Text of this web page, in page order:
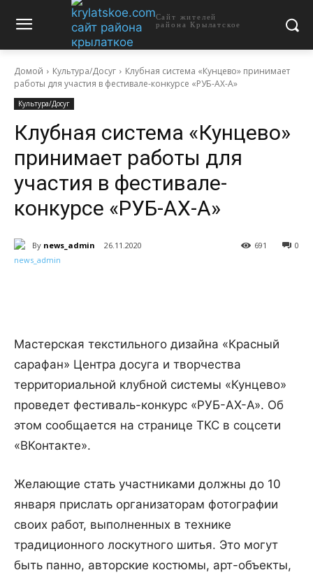
Сайт жителей
района Крылатское
Домой Культура/Досуг
Клубная система «Кунцево» принимает
работы для участия в фестивале-конкурсе «РУБ-АХ-А»
Культура/Досуг
Клубная система «Кунцево»
принимает работы для
участия в фестивале-
конкурсе «РУБ-АХ-А»
By news_admin 26.11.2020 0
691
Мастерская текстильного дизайна «Красный
сарафан» Центра досуга и творчества
территориальной клубной системы «Кунцево»
проведет фестиваль-конкурс «РУБ-АХ-А». Об
этом сообщается на странице ТКС в соцсети
«ВКонтакте».
Желающие стать участниками должны до 10
января прислать организаторам фотографии
своих работ, выполненных в технике
традиционного лоскутного шитья. Это могут
быть панно, авторские костюмы, арт-объекты,